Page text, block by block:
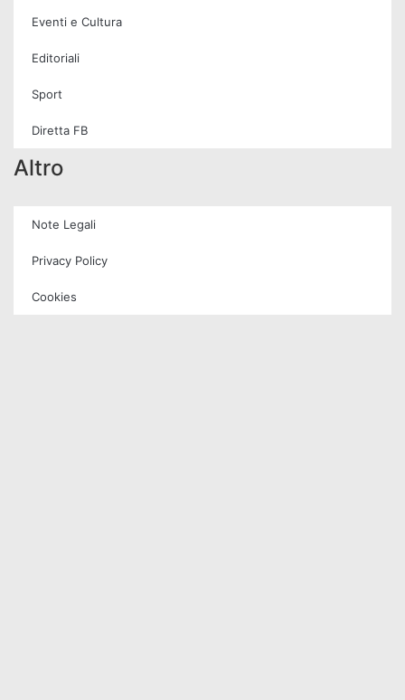
Eventi e Cultura
Editoriali
Sport
Diretta FB
Altro
Note Legali
Privacy Policy
Cookies